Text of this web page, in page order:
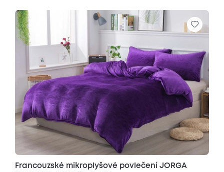
Francouzské mikroplyšové povlečení JORGA